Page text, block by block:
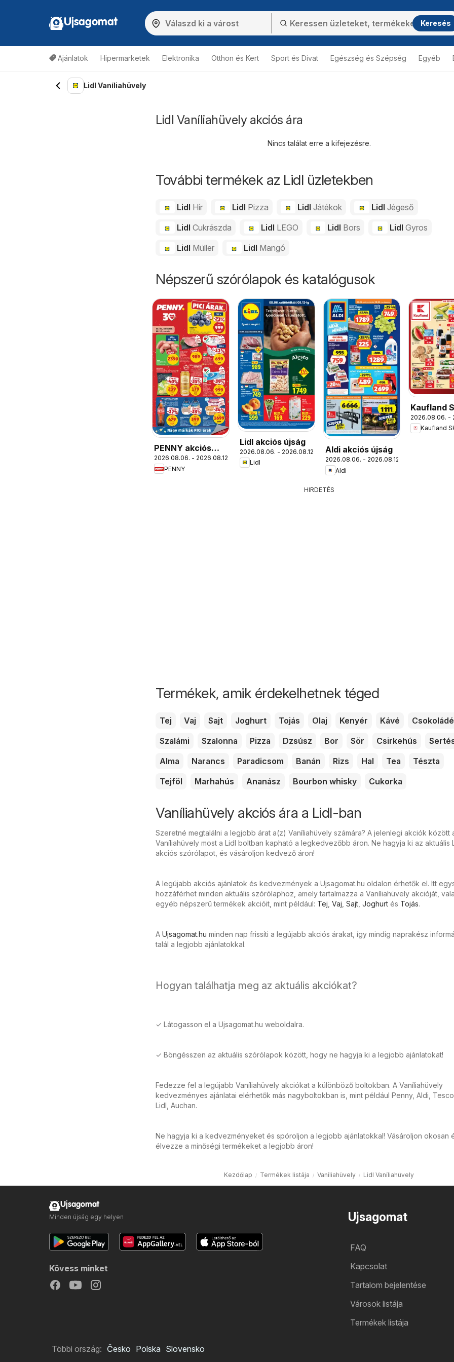
Ujsagomat Keresés
Ajánlatok Hipermarketek Elektronika Otthon és Kert Sport és Divat Egészség és Szépség Egyéb
Lidl Vaníliahüvely
Lidl Vaníliahüvely akciós ára
Nincs találat erre a kifejezésre.
További termékek az Lidl üzletekben
Lidl Hír Lidl Pizza LidlJátékok LidlJégeső
Lidl Cukrászda Lidl LEGO Lidl Bors LidlGyros
Lidl Müller Lidl Mangó
Népszerű szórólapok és katalógusok
PENNY akciós
újság
2026.08.06. - 2026.08.12.
PENNY
Lidl akciós újság
2026.08.06. - 2026.08.12.
Lidl
Aldi akciós újság
2026.08.06. - 2026.08.12.
Aldi
Kaufland
akciós
2026.08.06. -
Kaufland
HIRDETÉS
Termékek, amik érdekelhetnek téged
Tej Vaj Sajt Joghurt Tojás Olaj Kenyér Kávé
Csokoládé
Szalámi
Szalonna Pizza Dzsúsz Bor Sör Csirkehús
Alma
Narancs Paradicsom Banán Rizs Hal Tea
Tészta
Tejföl
Marhahús Ananász Bourbon whisky Cukorka
Vaníliahüvely akciós ára a Lidl-ban
Szeretné megtalálni a legjobb árat a(z) Vaníliahüvely számára? A jelenlegi akciók között
Vaníliahüvely most a Lidl boltban kapható a legkedvezőbb áron. Ne hagyja ki az aktuális
akciós szórólapot, és vásároljon kedvező áron!
A legújabb akciós ajánlatok és kedvezmények a Ujsagomat.hu oldalon érhetők el. Itt
hozzáférhet minden aktuális szórólaphoz, amely tartalmazza a Vaníliahüvely akcióját,
egyéb népszerű termékek akcióit, mint például: Tej Vaj Sajt Joghurt és Tojás.
A Ujsagomat.hu minden nap frissíti a legújabb akciós árakat, így mindig naprakész
talál a legjobb ajánlatokkal.
Hogyan találhatja meg az aktuális akciókat?
✓ Látogasson el a Ujsagomat.hu weboldalra.
✓ Böngésszen az aktuális szórólapok között, hogy ne hagyja ki a legjobb ajánlatokat!
Fedezze fel a legújabb Vaníliahüvely akciókat a különböző boltokban. A Vaníliahüvely
kedvezményes ajánlatai elérhetők más nagyboltokban is, mint például Penny, Aldi,
Lidl, Auchan.
Ne hagyja ki a kedvezményeket és spóroljon a legjobb ajánlatokkal! Vásároljon okosan
élvezze a minőségi termékeket a legjobb áron!
Kezdőlap Termékek listája Vaníliahüvely Lidl Vaníliahüvely
Ujsagomat
FAQ
Kapcsolat
Tartalom bejelentése
Városok listája
Termékek listája
Ujsagomat
Minden újság egy helyen
Kövess minket
Többi ország: Česko Polska Slovensko